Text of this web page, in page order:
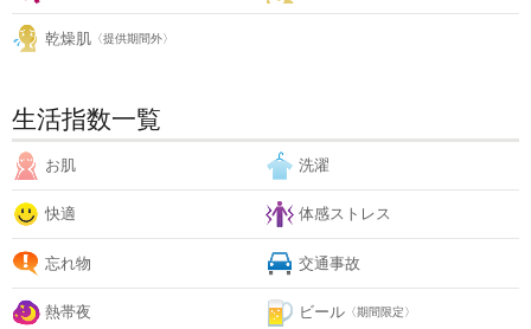
乾燥肌 〈提供期間外〉
生活指数一覧
お肌 洗濯
快適 体感ストレス
忘れ物 交通事故
熱帯夜 ビール 〈期間限定〉